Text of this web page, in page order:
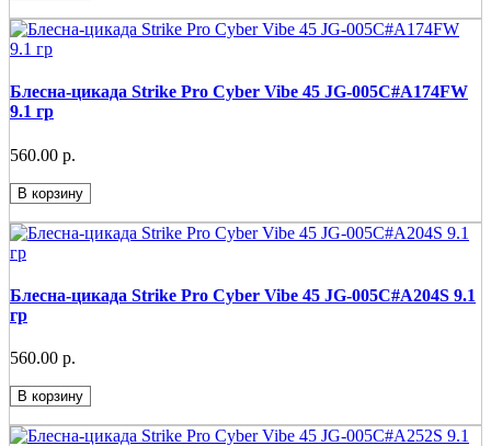
Блесна-цикада Strike Pro Cyber Vibe 45 JG-005C#A174FW
9.1 гр
560.00 р.
В корзину
Блесна-цикада Strike Pro Cyber Vibe 45 JG-005C#A204S 9.1
гр
560.00 р.
В корзину